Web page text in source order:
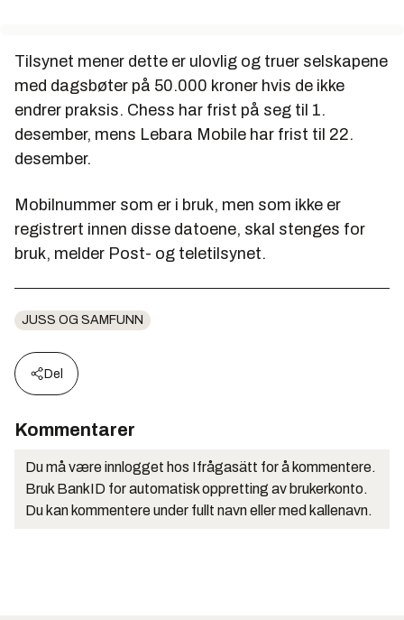
Tilsynet mener dette er ulovlig og truer selskapene
med dagsbøter på 50.000 kroner hvis de ikke
endrer praksis. Chess har frist på seg til 1.
desember, mens Lebara Mobile har frist til 22.
desember.
Mobilnummer som er i bruk, men som ikke er
registrert innen disse datoene, skal stenges for
bruk, melder Post- og teletilsynet.
JUSS OG SAMFUNN
Del
Kommentarer
Du må være innlogget hos Ifrågasätt for å kommentere.
Bruk BankID for automatisk oppretting av brukerkonto.
Du kan kommentere under fullt navn eller med kallenavn.